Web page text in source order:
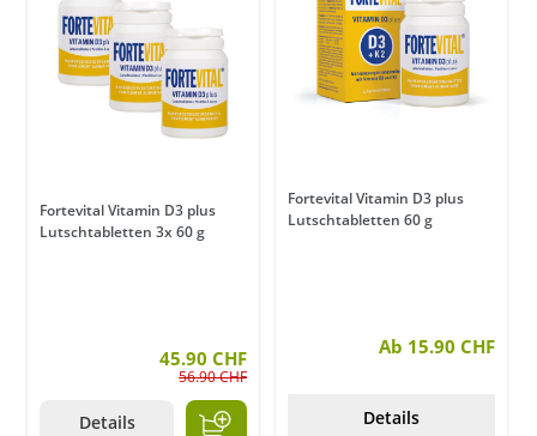
Fortevital Vitamin D3 plus
Lutschtabletten 3x 60 g
45.90 CHF
56.90 CHF
Details
Fortevital Vitamin D3 plus
Lutschtabletten 60 g
Ab 15.90 CHF
Details